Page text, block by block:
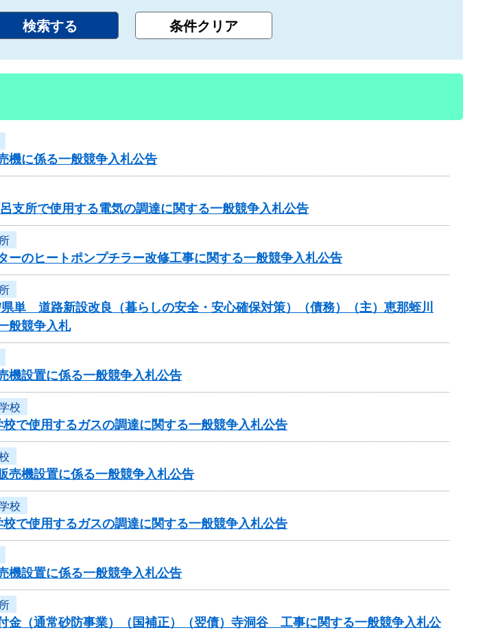
機に係る一般競争入札公告
支所で使用する電気の調達に関する一般競争入札公告
ーのヒートポンプチラー改修工事に関する一般競争入札公告
単 道路新設改良（暮らしの安全・安心確保対策）（債務）（主）恵那蛭川
般競争入札
機設置に係る一般競争入札公告
校
で使用するガスの調達に関する一般競争入札公告
売機設置に係る一般競争入札公告
校
で使用するガスの調達に関する一般競争入札公告
機設置に係る一般競争入札公告
金（通常砂防事業）（国補正）（翌債）寺洞谷 工事に関する一般競争入札公